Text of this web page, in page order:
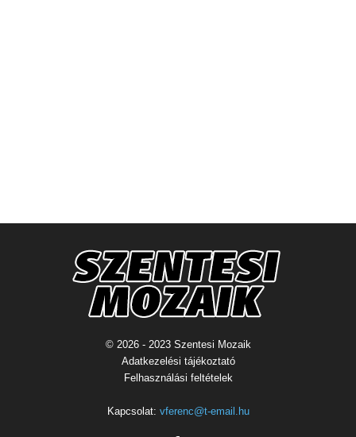
© 2026 - 2023 Szentesi Mozaik
Adatkezelési tájékoztató
Felhasználási feltételek
Kapcsolat: vferenc@t-email.hu